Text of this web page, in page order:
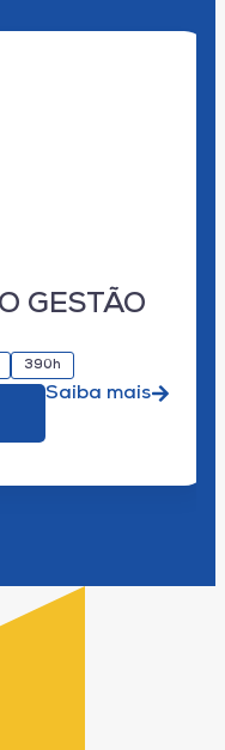
GESTÃO
390h
Saiba mais